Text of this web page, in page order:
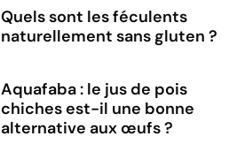
Quels sont les féculents
naturellement sans gluten ?
Aquafaba : le jus de pois
chiches est-il une bonne
alternative aux œufs ?